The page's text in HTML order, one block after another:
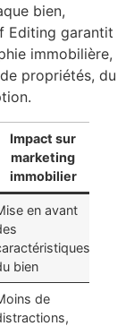
bien,
Editing garantit
immobilière,
propriétés, du
Impact sur
marketing
immobilier
en avant
bien
de